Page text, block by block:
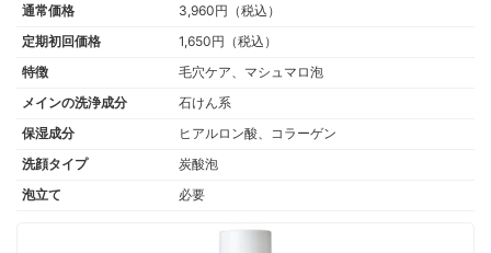
通常価格
3,960円（税込）
定期初回価格
1,650円（税込）
特徴
毛穴ケア、マシュマロ泡
メインの洗浄成分
石けん系
保湿成分
ヒアルロン酸、コラーゲン
洗顔タイプ
炭酸泡
泡立て
必要